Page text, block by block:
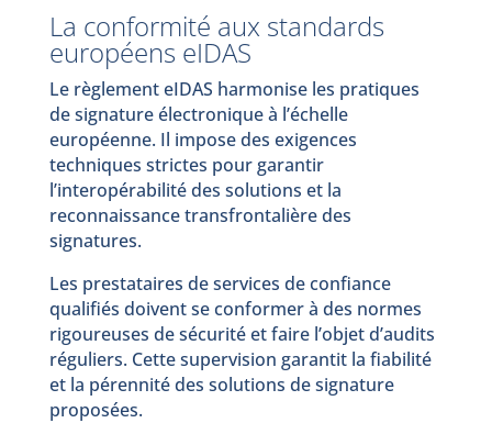
La conformité aux standards
européens eIDAS
Le règlement eIDAS harmonise les pratiques
de signature électronique à l’échelle
européenne. Il impose des exigences
techniques strictes pour garantir
l’interopérabilité des solutions et la
reconnaissance transfrontalière des
signatures.
Les prestataires de services de confiance
qualifiés doivent se conformer à des normes
rigoureuses de sécurité et faire l’objet d’audits
réguliers. Cette supervision garantit la fiabilité
et la pérennité des solutions de signature
proposées.